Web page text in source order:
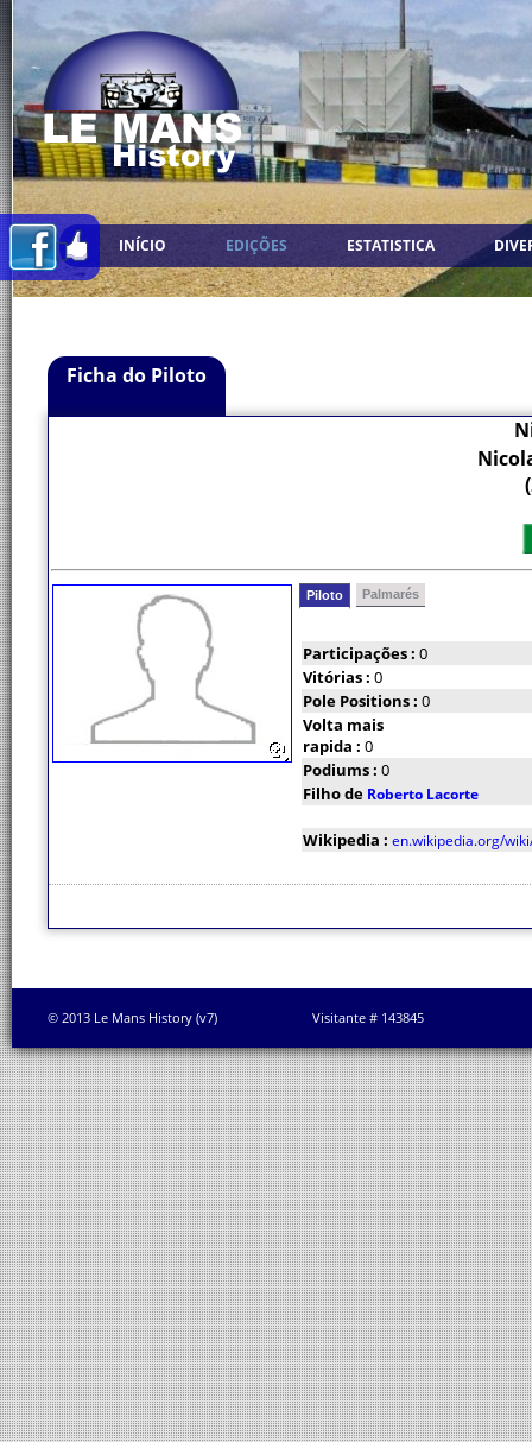
INÍCIO EDIÇÕES ESTATISTICA
Ficha do Piloto
Piloto Palmarés
Participações : 0
Vitórias : 0
Pole Positions : 0
Volta mais
rapida : 0
Podiums : 0
Filho de Roberto Lacorte
Wikipedia : en.wikipedia.org/
© 2013 Le Mans History (v7) Visitante # 143845